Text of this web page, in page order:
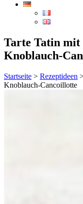
Tarte Tatin mit
Knoblauch-
Startseite > Rezeptideen
Knoblauch-Cancoillotte